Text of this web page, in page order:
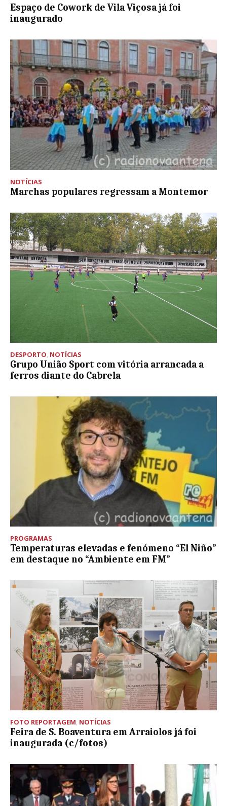
Espaço de Cowork de Vila Viçosa já foi
inaugurado
NOTÍCIAS
Marchas populares regressam a Montemor
DESPORTO NOTÍCIAS
Grupo União Sport com vitória arrancada a
ferros diante do Cabrela
PROGRAMAS
Temperaturas elevadas e fenómeno “El Niño”
em destaque no “Ambiente em FM”
FOTO REPORTAGEM, NOTÍCIAS
Feira de S. Boaventura em Arraiolos já foi
inaugurada (c/fotos)